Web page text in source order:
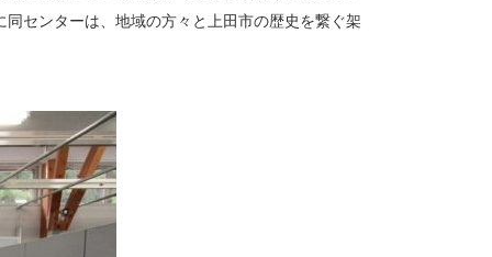
センターは、地域の方々と上田市の歴史を繋ぐ架